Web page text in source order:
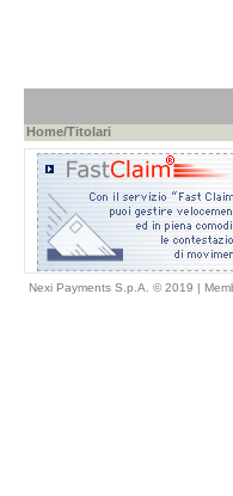
Home/Titolari
Nexi Payments S.p.A. © 2019 |